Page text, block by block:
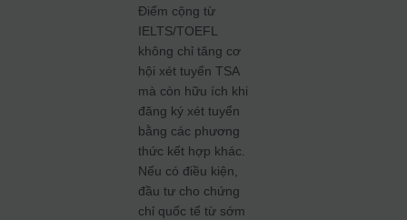
Điểm cộng từ
IELTS/TOEFL
không chỉ tăng cơ
hội xét tuyển TSA
mà còn hữu ích khi
đăng ký xét tuyển
bằng các phương
thức kết hợp khác.
Nếu có điều kiện,
đầu tư cho chứng
chỉ quốc tế từ sớm